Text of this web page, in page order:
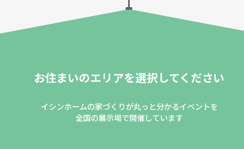
お住まいのエリアを選択してください
イシンホームの家づくりが丸っと分かるイベントを
全国の展示場で開催しています